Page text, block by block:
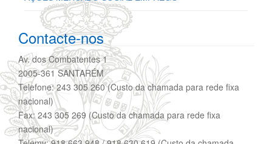
Contacte-nos
Av. dos Combatentes 1
2005-361 SANTARÉM
Telefone: 243 305 260 (Custo da chamada para rede fixa
nacional)
Fax: 243 305 269 (Custo da chamada para rede fixa
nacional)